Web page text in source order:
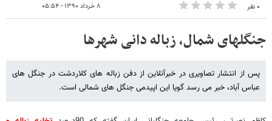
۰ نفر ۸ خرداد ۱۳۹۰ - ۰۵:۵۴
جنگلهای شمال، زباله دانی شهرها
پس از انتشار تصاویری در خبرآنلاین از دفن زباله های کلاردشت در جنگل های
عباس آباد، خبر می رسد گویا این اپیدمی جنگل های شمالی است.